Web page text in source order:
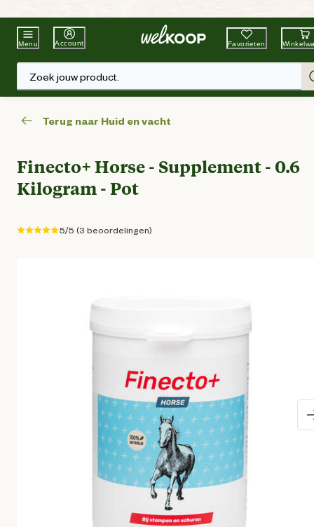
Beste WinkelketenTuin & Dier
Menu Account Favorieten
Zoek jouw product.
Terug naar Huid en vacht
Finecto+ Horse - Supplement - 0.6
Kilogram - Pot
5/5 (3 beoordelingen)